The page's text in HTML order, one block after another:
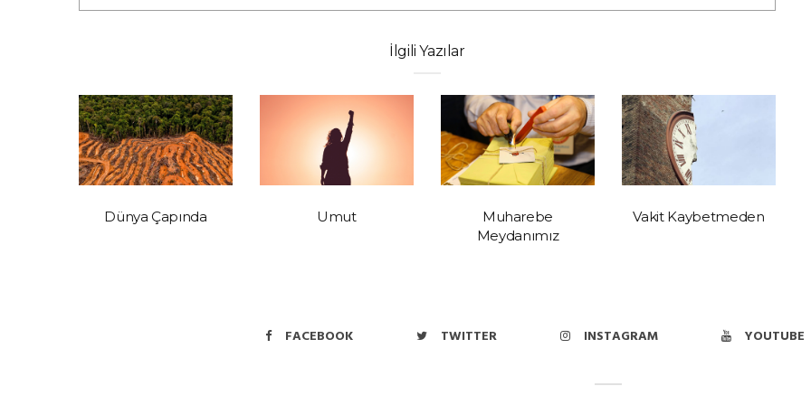
İlgili Yazılar
Dünya Çapında Umut
Muharebe
Meydanımız
Vakit Kaybetmeden
FACEBOOK TWITTER INSTAGRAM YOUTUBE